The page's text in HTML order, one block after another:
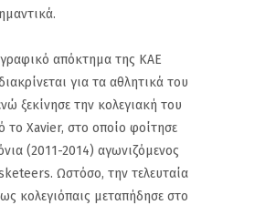
απόκτημα της ΚΑΕ
για τα αθλητικά του
ξεκίνησε την κολεγιακή του
το Xavier, στο οποίο φοίτησε
(2011-2014) αγωνιζόμενος
Ωστόσο, την τελευταία
κολεγιόπαις μεταπήδησε στο